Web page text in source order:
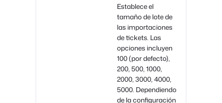
Establece el
tamaño de lote de
las importaciones
de tickets. Las
opciones incluyen
100 (por defecto),
200, 500, 1000,
2000, 3000, 4000,
5000. Dependiendo
de la configuración